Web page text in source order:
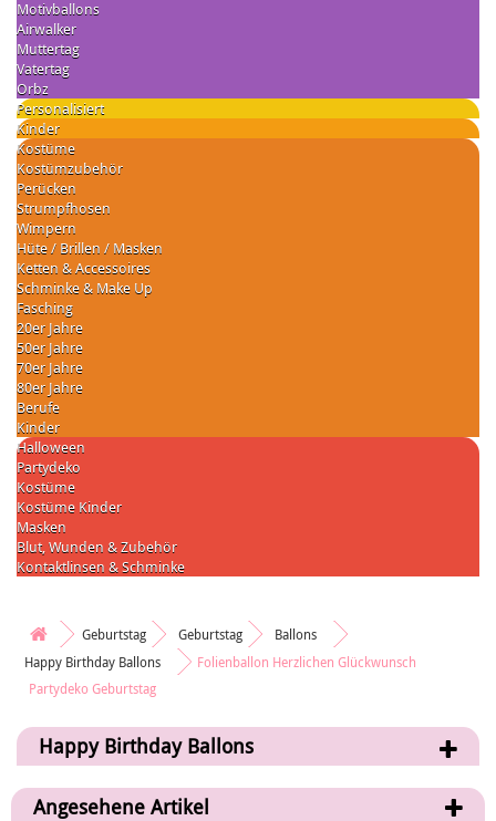
Motivballons
Airwalker
Muttertag
Vatertag
Orbz
Personalisiert
Kinder
Kostüme
Kostümzubehör
Perücken
Strumpfhosen
Wimpern
Hüte / Brillen / Masken
Ketten & Accessoires
Schminke & Make Up
Fasching
20er Jahre
50er Jahre
70er Jahre
80er Jahre
Berufe
Kinder
Halloween
Partydeko
Kostüme
Kostüme Kinder
Masken
Blut, Wunden & Zubehör
Kontaktlinsen & Schminke
Geburtstag Geburtstag
Ballons
Happy Birthday Ballons
Folienballon Herzlichen Glückwunsch
Partydeko Geburtstag
Happy Birthday Ballons
Angesehene Artikel